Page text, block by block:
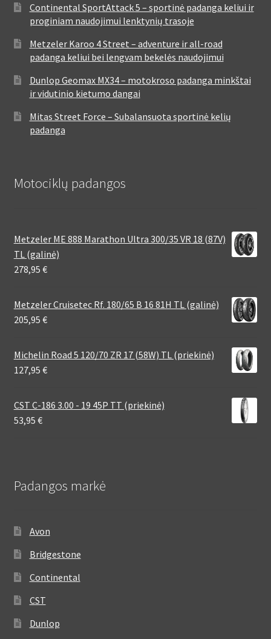
Continental SportAttack 5 – sportinė padanga keliui ir
proginiam naudojimui lenktynių trasoje
Metzeler Karoo 4 Street – adventure ir all-road
padanga keliui bei lengvam bekelės naudojimui
Dunlop Geomax MX34 – motokroso padanga minkštai
ir vidutinio kietumo dangai
Mitas Street Force – Subalansuota sportinė kelių
padanga
Motociklų padangos
Metzeler ME 888 Marathon Ultra 300/35 VR 18 (87V)
TL (galinė)
278,95 €
Metzeler Cruisetec Rf. 180/65 B 16 81H TL (galinė)
205,95 €
Michelin Road 5 120/70 ZR 17 (58W) TL (priekinė)
127,95 €
CST C-186 3.00 - 19 45P TT (priekinė)
53,95 €
Padangos markė
Avon
Bridgestone
Continental
CST
Dunlop